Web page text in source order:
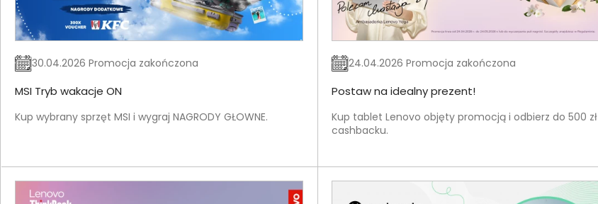
30.04.2026 Promocja zakończona
MSI Tryb wakacje ON
Kup wybrany sprzęt MSI i wygraj NAGRODY GŁOWNE.
24.04.2026 Promocja zakończona
Postaw na idealny prezent!
Kup tablet Lenovo objęty promocją i odbierz do 500 zł
cashbacku.